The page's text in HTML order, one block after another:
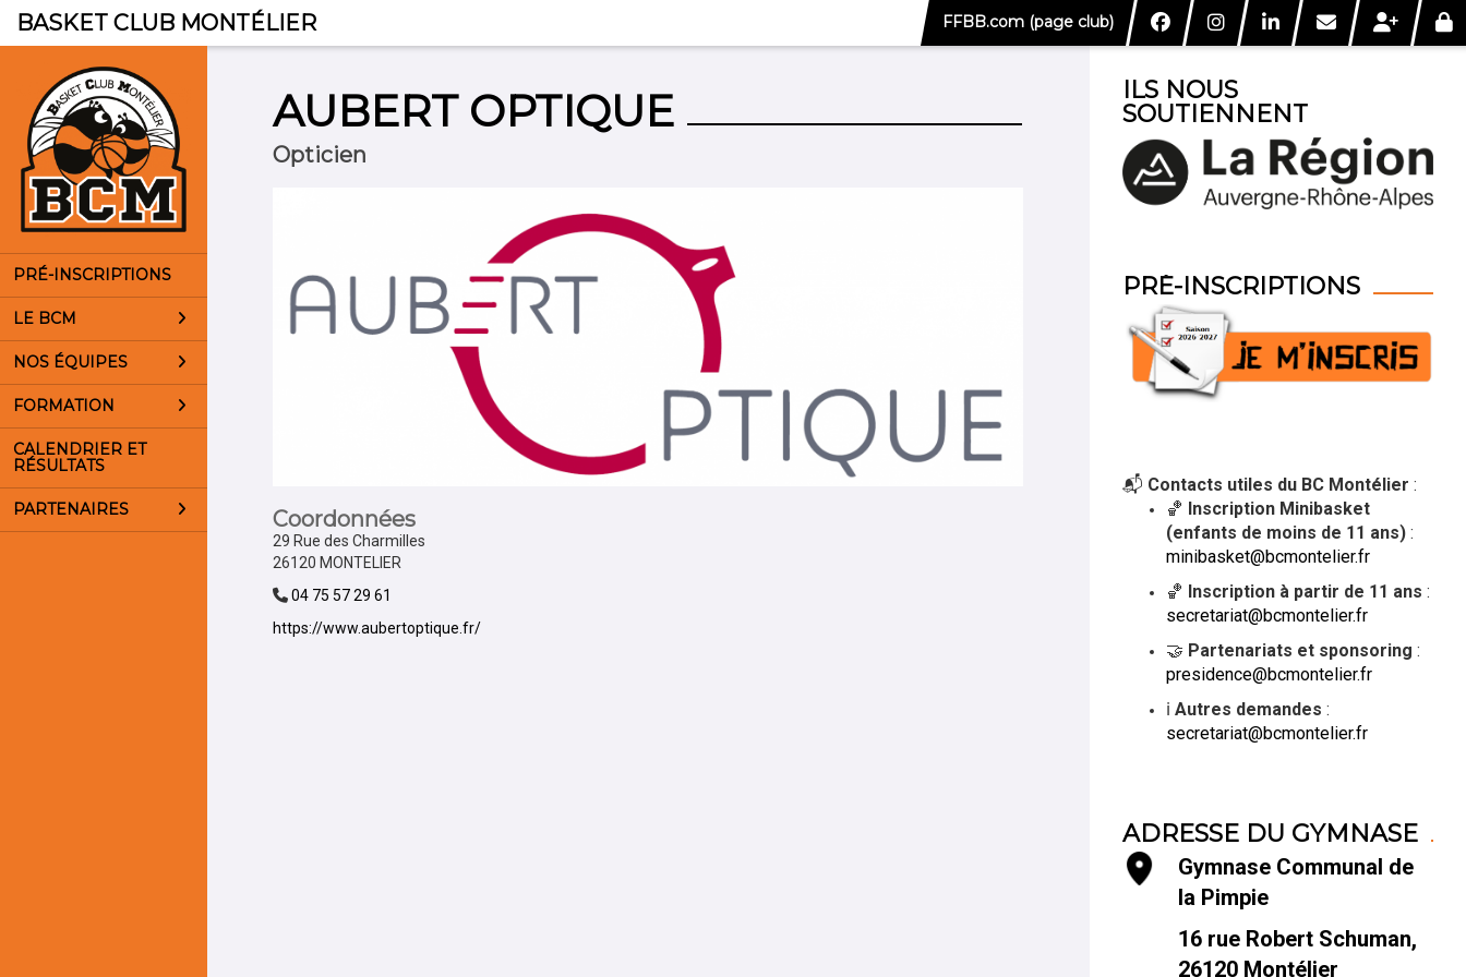
BASKET CLUB MONTÉLIER FFBB.com (page club)
PRÉ-INSCRIPTIONS
LE BCM
NOS ÉQUIPES
FORMATION
CALENDRIER ET
RÉSULTATS
PARTENAIRES
AUBERT OPTIQUE
Opticien
Coordonnées
29 Rue des Charmilles
26120 MONTELIER
04 75 57 29 61
https://www.aubertoptique.fr/
ILS NOUS
SOUTIENNENT
PRÉ-INSCRIPTIONS
📬 Contacts utiles du BC Montélier :
🏀 Inscription Minibasket
(enfants de moins de 11 ans):
minibasket@bcmontelier.fr
🏀 Inscription à partir de 11 ans :
secretariat@bcmontelier.fr
🤝 Partenariats et sponsoring :
presidence@bcmontelier.fr
ℹ️ Autres demandes :
secretariat@bcmontelier.fr
ADRESSE DU GYMNASE
Gymnase Communal de
la Pimpie
16 rue Robert Schuman,
26120 Montélier
Panneau de gestion des cookies